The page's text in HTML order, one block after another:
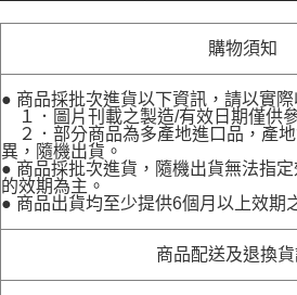
購物須知
● 商品採批次進貨以下資訊，請以實際
１．圖片刊載之製造/有效日期僅供
２．部分商品為多產地進口品，產
異，隨機出貨。
● 商品採批次進貨，隨機出貨無法指
的效期為主。
● 商品出貨均至少提供6個月以上效期
商品配送及退換貨